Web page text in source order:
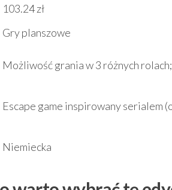
103.24 zł
Gry planszowe
Możliwość grania w 3 różnych
Escape game inspirowany serialem
Niemiecka